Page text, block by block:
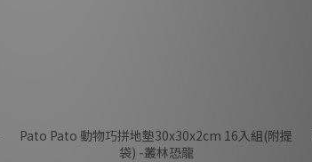
Pato Pato 動物巧拼地墊30x30x2cm 16入組(附提
袋) -叢林恐龍